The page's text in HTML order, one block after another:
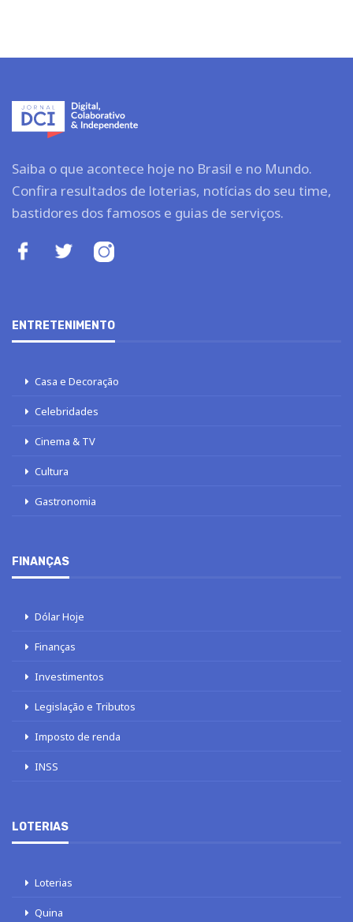
Saiba o que acontece hoje no Brasil e no Mundo.
Confira resultados de loterias, notícias do seu time,
bastidores dos famosos e guias de serviços.
ENTRETENIMENTO
Casa e Decoração
Celebridades
Cinema & TV
Cultura
Gastronomia
FINANÇAS
Dólar Hoje
Finanças
Investimentos
Legislação e Tributos
Imposto de renda
INSS
LOTERIAS
Loterias
Quina